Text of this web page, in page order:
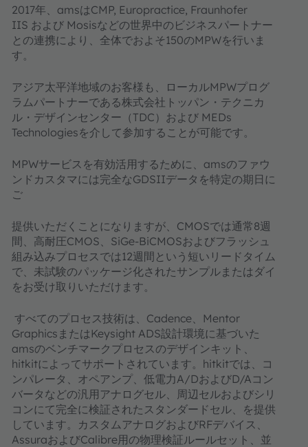
2017年、amsはCMP, Europractice, Fraunhofer
IIS および Mosisなどの世界中のビジネスパートナー
との連携により、全体でおよそ150のMPWを行いま
す。
アジア太平洋地域のお客様も、ローカルMPWプログ
ラムパートナーである株式会社トッパン・テクニカ
ル・デザインセンター（TDC）および MEDs
Technologiesを介して参加することが可能です。
MPWサービスを有効活用するために、amsのファウ
ンドカスタマには完全なGDSIIデータを特定の期日に
ご
提供いただくことになりますが、CMOSでは通常8週
間、高耐圧CMOS、SiGe-BiCMOSおよびフラッシュ
組み込みプロセスでは12週間という短いリードタイム
で、未試験のパッケージ化されたサンプルまたはダイ
をお受け取りいただけます。
すべてのプロセス技術は、Cadence、Mentor
GraphicsまたはKeysight ADS設計環境に基づいた
amsのベンチマークプロセスのデザインキット、
hitkitによってサポートされています。hitkitでは、コ
ンパレータ、オペアンプ、低電力A/DおよびD/Aコン
バータなどの汎用アナログセル、周辺セルおよびシリ
コンにて完全に検証されたスタンダードセル、を提供
しています。カスタムアナログおよびRFデバイス、
AssuraおよびCalibre用の物理検証ルールセット、並